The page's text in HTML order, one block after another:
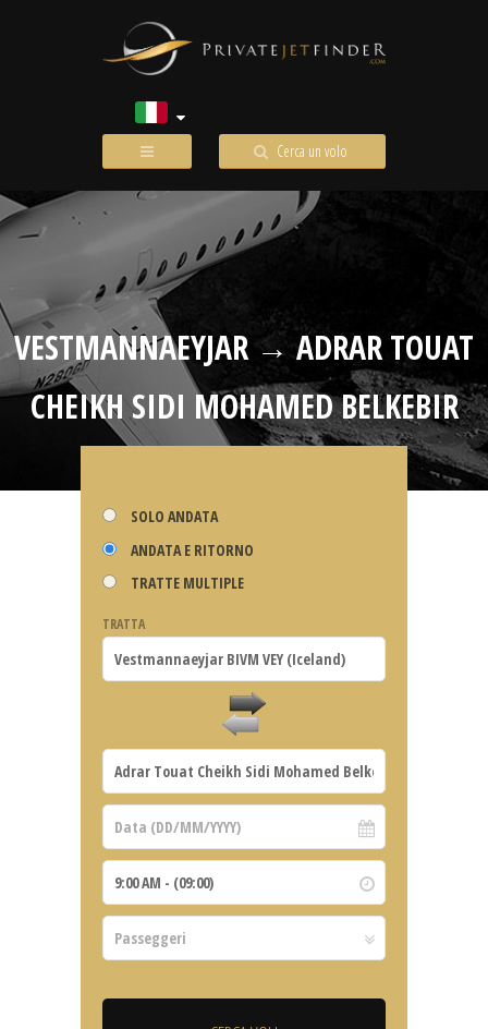
Cerca un volo
VESTMANNAEYJAR → ADRAR TOUAT
CHEIKH SIDI MOHAMED BELKEBIR
SOLO ANDATA
ANDATA E RITORNO
TRATTE MULTIPLE
TRATTA